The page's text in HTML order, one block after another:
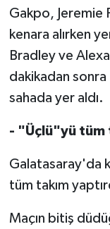
Gakpo, Jeremie
kenara alırken
Bradley ve
dakikadan
sahada yer aldı.
- "Üçlü"yü tüm
Galatasaray'da
tüm takım
Maçın bitiş